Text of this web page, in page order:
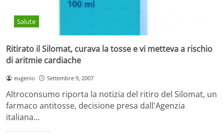
Salute
Ritirato il Silomat, curava la tosse e vi metteva a rischio
di aritmie cardiache
eugenio Settembre 9, 2007
Altroconsumo riporta la notizia del ritiro del Silomat, un
farmaco antitosse, decisione presa dall'Agenzia
italiana…